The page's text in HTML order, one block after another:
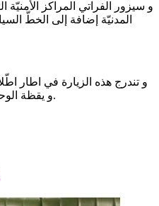
و سيزور الفراتي المراكز
المدنيّة إضافة إلى الخطّ
و تندرج هذه الزيارة في اطار
و يقظة الوحدات الأمنية و الرفع من معنوياتهم.